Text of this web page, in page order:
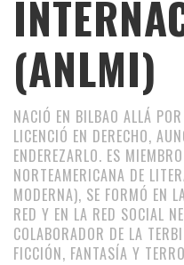
(ANLMI)
NACIÓ EN BILBAO ALLÁ
LICENCIÓ EN DERECHO,
ENDEREZARLO. ES
NORTEAMERICANA DE
MODERNA), SE FORMÓ EN
RED Y EN LA RED SOCIAL
COLABORADOR DE LA
FICCIÓN, FANTASÍA Y